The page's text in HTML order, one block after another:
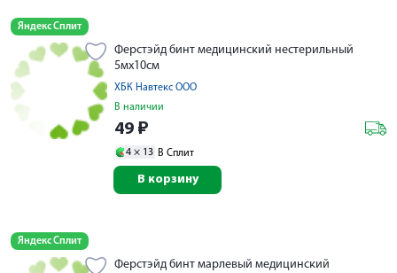
Яндекс Сплит
Ферстэйд бинт медицинский нестерильный
5мх10см
ХБК Навтекс ООО
В наличии
49 ₽
4 × 13 В Сплит
В корзину
Яндекс Сплит
Ферстэйд бинт марлевый медицинский